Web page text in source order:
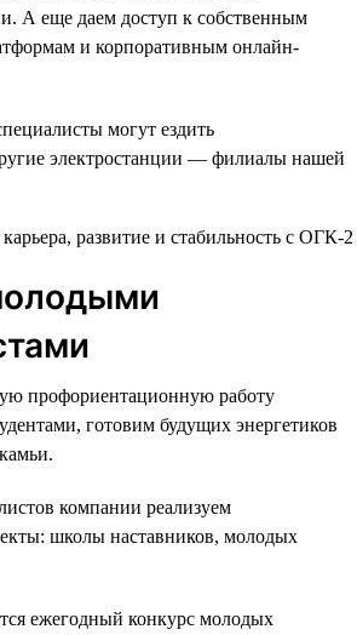
А еще даем доступ к собственным
и корпоративным онлайн-
могут ездить
электростанции — филиалы нашей
профориентационную работу
готовим будущих энергетиков
компании реализуем
школы наставников, молодых
ежегодный конкурс молодых